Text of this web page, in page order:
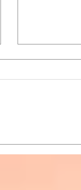
アルファス
ィング完成